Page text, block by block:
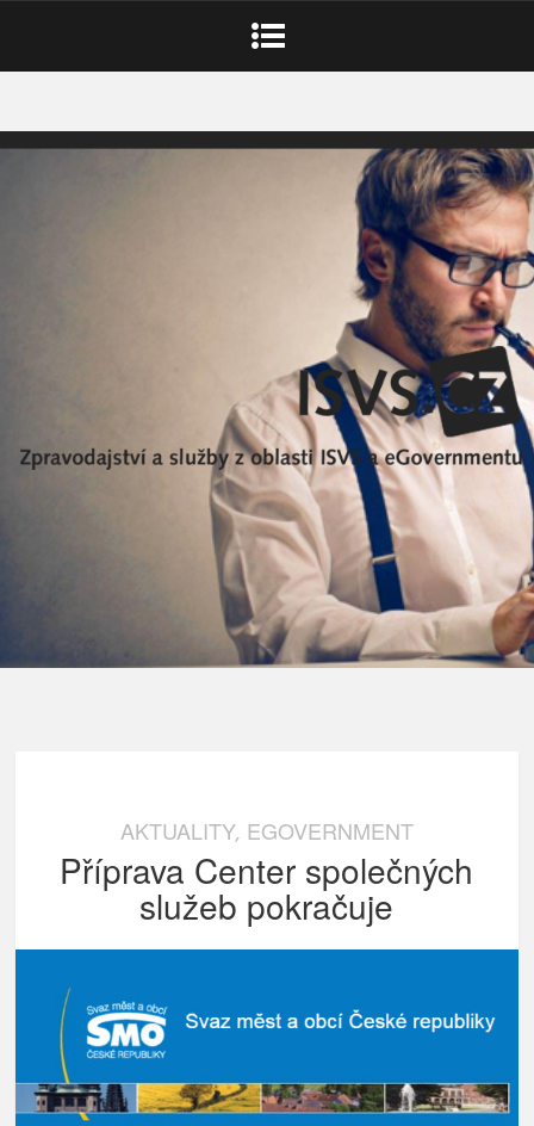
AKTUALITY, EGOVERNMENT
Příprava Center společných
služeb pokračuje